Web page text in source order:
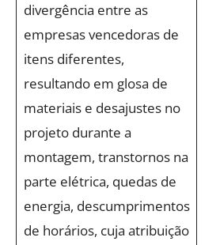
divergência entre as
empresas vencedoras de
itens diferentes,
resultando em glosa de
materiais e desajustes no
projeto durante a
montagem, transtornos na
parte elétrica, quedas de
energia, descumprimentos
de horários, cuja atribuição